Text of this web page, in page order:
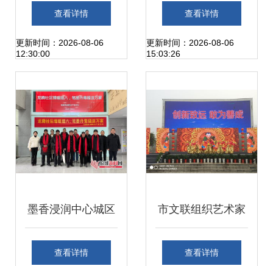
指山黎苗童声合唱
团归来启示录
查看详情
更新时间：2026-08-06
12:30:00
崂山区群众文艺表
演团队庆新春文化
艺创作蔚然成风
查看详情
更新时间：2026-08-06
15:03:26
墨香浸润中心城区
文化惠民”，“入文
查看详情
市文联组织艺术家
参加2018年宜昌
查看详情